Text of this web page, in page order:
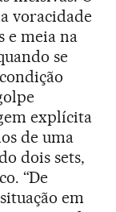
voracidade
e meia na
se
explícita
de uma
dois sets,
“De
em